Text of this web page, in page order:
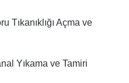
Tıkanıklığı Açma ve
Yıkama ve Tamiri